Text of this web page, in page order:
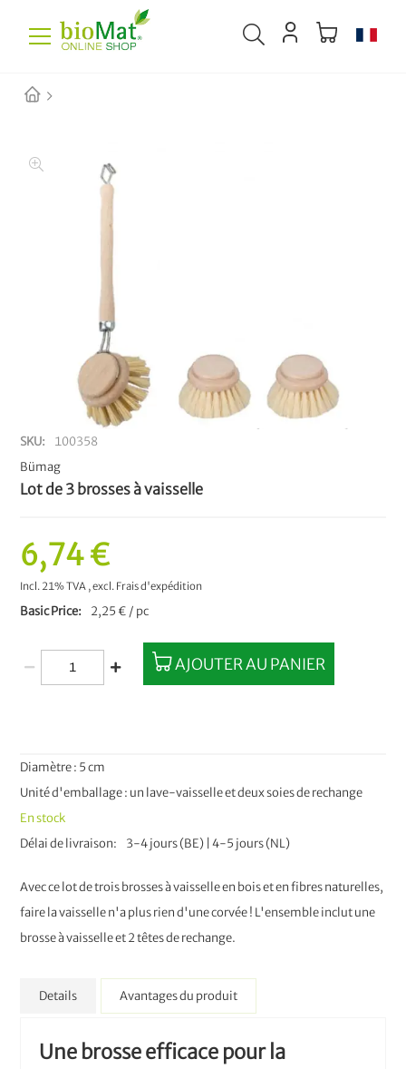
SKU
100358
Bümag
Lot de 3 brosses à vaisselle
Avec ce lot de trois brosses à vaisselle en bois et en fibres naturelles,
faire la vaisselle n'a plus rien d'une corvée ! L'ensemble inclut une
brosse à vaisselle et 2 têtes de rechange.
Diamètre : 5 cm
Unité d'emballage : un lave-vaisselle et deux soies de rechange
En stock
Délai de livraison
3-4 jours (BE) | 4-5 jours (NL)
6,74 €
Incl. 21% TVA ,excl. Frais d'expédition
Basic Price 2,25 € / pc
AJOUTER AU PANIER
Details
Une brosse efficace pour la
Avantages du produit